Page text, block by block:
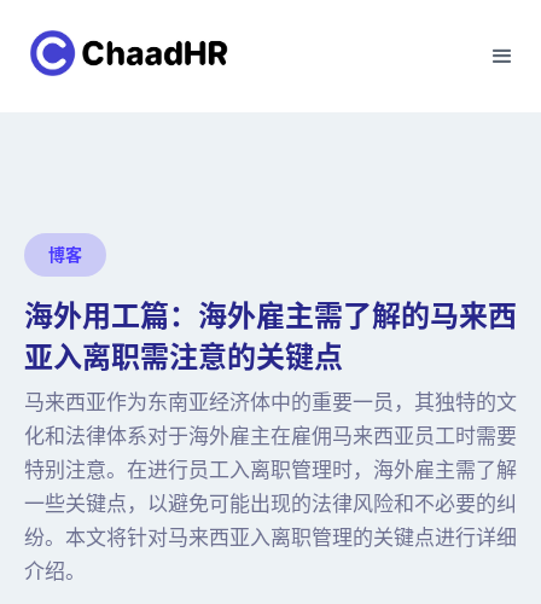
博客
海外用工篇：海外雇主需了解的马来西
亚入离职需注意的关键点
马来西亚作为东南亚经济体中的重要一员，其独特的文
化和法律体系对于海外雇主在雇佣马来西亚员工时需要
特别注意。在进行员工入离职管理时，海外雇主需了解
一些关键点，以避免可能出现的法律风险和不必要的纠
纷。本文将针对马来西亚入离职管理的关键点进行详细
介绍。